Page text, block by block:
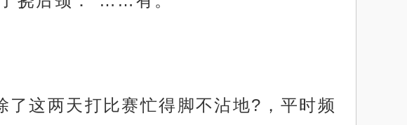
这两天打比赛忙得脚不沾地?，平时频